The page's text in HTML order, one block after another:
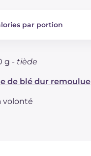
par portion
saturés
g - tiède
de blé dur remoulue
volonté